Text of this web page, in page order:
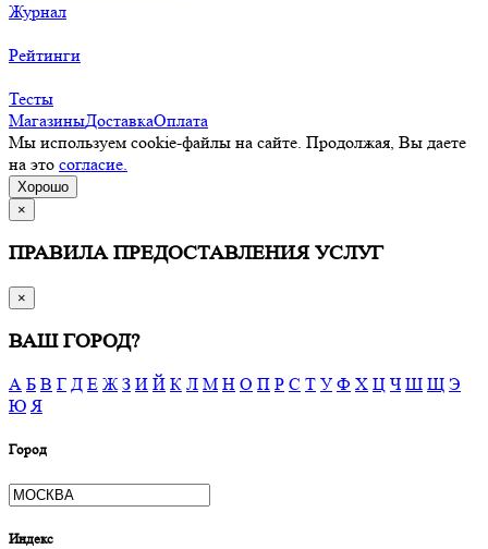
Журнал
Рейтинги
Тесты
МагазиныДоставкаОплата
Мы используем cookie-файлы на сайте. Продолжая, Вы даете
на это согласие.
Хорошо
×
ПРАВИЛА ПРЕДОСТАВЛЕНИЯ УСЛУГ
×
ВАШ ГОРОД?
А Б В Г Д Е Ж З И Й К Л М Н О П Р С Т У Ф Х Ц Ч Ш Щ Э
Ю Я
Город
Индекс